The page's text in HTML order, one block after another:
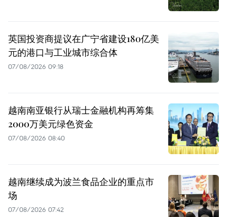
英国投资商提议在广宁省建设180亿美
元的港口与工业城市综合体
07/08/2026 09:18
越南南亚银行从瑞士金融机构再筹集
2000万美元绿色资金
07/08/2026 08:40
越南继续成为波兰食品企业的重点市
场
07/08/2026 07:42